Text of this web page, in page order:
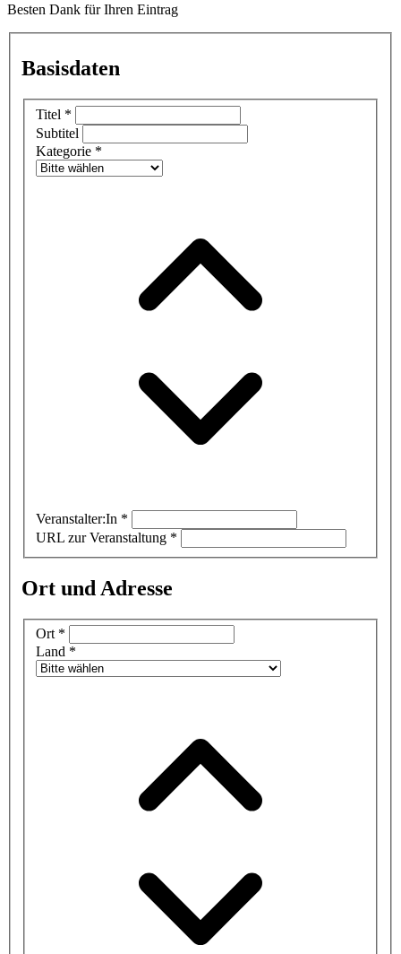
Besten Dank für Ihren Eintrag
Basisdaten
Titel *
Subtitel
Kategorie *
Veranstalter:In *
URL zur Veranstaltung *
Ort und Adresse
Ort *
Land *